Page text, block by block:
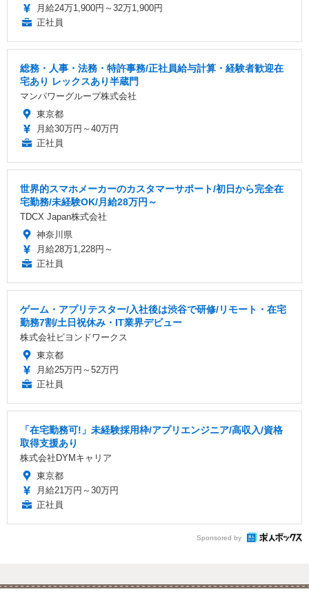
月給24万1,900円～32万1,900円
正社員
総務・人事・法務・特許事務/正社員給与計算・経験者歓迎在
宅あり レックスあり半蔵門
マンパワーグループ株式会社
東京都
月給30万円～40万円
正社員
世界的スマホメーカーのカスタマーサポート/初日から完全在
宅勤務/未経験OK/月給28万円～
TDCX Japan株式会社
神奈川県
月給28万1,228円～
正社員
ゲーム・アプリテスター/入社後は渋谷で研修/リモート・在宅
勤務7割/土日祝休み・IT業界デビュー
株式会社ビヨンドワークス
東京都
月給25万円～52万円
正社員
「在宅勤務可!」未経験採用枠/アプリエンジニア/高収入/資格
取得支援あり
株式会社DYMキャリア
東京都
月給21万円～30万円
正社員
Sponsored by